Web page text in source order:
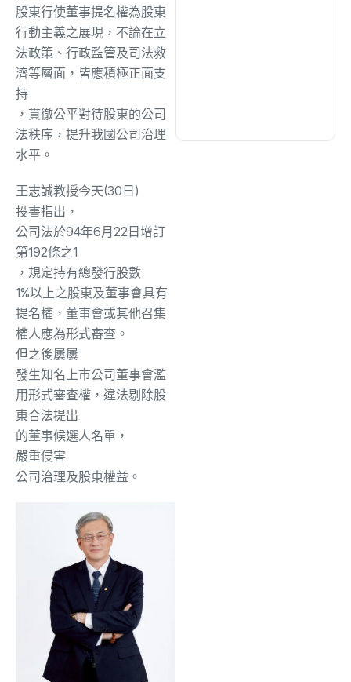
股東行使董事提名權為股東
行動主義之展現，不論在立
法政策、行政監管及司法救
濟等層面，皆應積極正面支
持
，貫徹公平對待股東的公司
法秩序，提升我國公司治理
水平。
王志誠教授今天(30日)
投書指出，
公司法於94年6月22日增訂
第192條之1
， 規定持有總發行股數
1%以上之股東及董事會具有
提名權，董事會或其他召集
權人應為形式審查。
但之後屢屢
發生知名上市公司董事會濫
用形式審查權，違法剔除股
東合法提出
的董事候選人名單 ，
嚴重侵害
公司治理及股東權益。